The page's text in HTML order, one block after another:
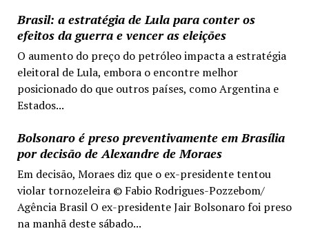
Brasil: a estratégia de Lula para conter os
efeitos da guerra e vencer as eleições
O aumento do preço do petróleo impacta a estratégia
eleitoral de Lula, embora o encontre melhor
posicionado do que outros países, como Argentina e
Estados...
Bolsonaro é preso preventivamente em Brasília
por decisão de Alexandre de Moraes
Em decisão, Moraes diz que o ex-presidente tentou
violar tornozeleira © Fabio Rodrigues-Pozzebom/
Agência Brasil O ex-presidente Jair Bolsonaro foi preso
na manhã deste sábado...